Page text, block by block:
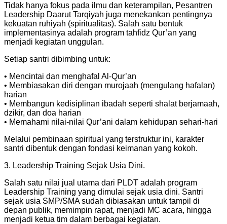
Tidak hanya fokus pada ilmu dan keterampilan, Pesantren
Leadership Daarut Tarqiyah juga menekankan pentingnya
kekuatan ruhiyah (spiritualitas). Salah satu bentuk
implementasinya adalah program tahfidz Qur’an yang
menjadi kegiatan unggulan.
Setiap santri dibimbing untuk:
• Mencintai dan menghafal Al-Qur’an
• Membiasakan diri dengan murojaah (mengulang hafalan)
harian
• ⁠Membangun kedisiplinan ibadah seperti shalat berjamaah,
dzikir, dan doa harian
• ⁠Memahami nilai-nilai Qur’ani dalam kehidupan sehari-hari
Melalui pembinaan spiritual yang terstruktur ini, karakter
santri dibentuk dengan fondasi keimanan yang kokoh.
3. Leadership Training Sejak Usia Dini.
Salah satu nilai jual utama dari PLDT adalah program
Leadership Training yang dimulai sejak usia dini. Santri
sejak usia SMP/SMA sudah dibiasakan untuk tampil di
depan publik, memimpin rapat, menjadi MC acara, hingga
menjadi ketua tim dalam berbagai kegiatan.